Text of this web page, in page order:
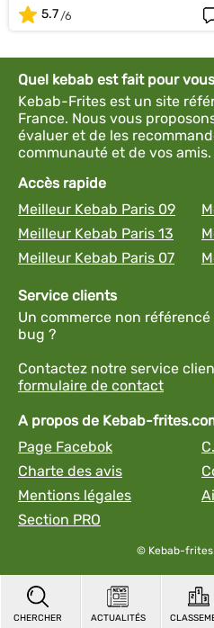
CHERCHER ACTUALITÉS
5.7
Quel kebab est fait pour
Kebab-Frites est un site
France. Nous vous
évaluer et de les
communauté et de vos amis.
Accès rapide
Meilleur Kebab Paris 09
Meilleur Kebab Paris 13
Meilleur Kebab Paris 07
Service clients
Un commerce non
bug ?
Contactez notre service
formulaire de contact
A propos de Kebab-
Page Facebok
Charte des avis
Mentions légales
Section PRO
© Kebab-